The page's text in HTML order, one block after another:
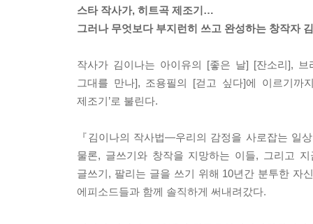
스타 작사가, 히트곡 제조기…
그러나 무엇보다 부지런히 쓰고 완성하는 창작자
작사가 김이나는 아이유의 [좋은 날] [잔소리], 브
그대를 만나], 조용필의 [걷고 싶다]에 이르기까
제조기’로 불린다.
『김이나의 작사법―우리의 감정을 사로잡는 일
물론, 글쓰기와 창작을 지망하는 이들, 그리고
글쓰기, 팔리는 글을 쓰기 위해 10년간 분투한 자
에피소드들과 함께 솔직하게 써내려갔다.